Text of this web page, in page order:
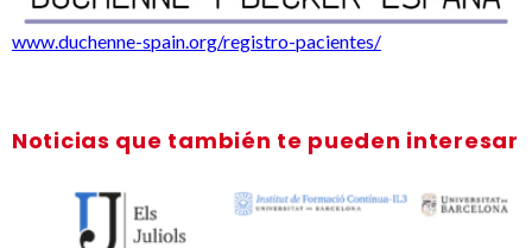
www.duchenne-spain.org/registro-pacientes/
Noticias que también te pueden interesar